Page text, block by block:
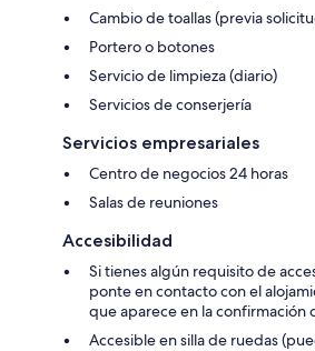
Cambio de toallas (previa
Portero o botones
Servicio de limpieza (diario)
Servicios de conserjería
Servicios empresariales
Centro de negocios 24 horas
Salas de reuniones
Accesibilidad
Si tienes algún requisito de
ponte en contacto con el
que aparece en la confirmación
Accesible en silla de ruedas